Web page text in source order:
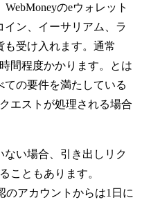
WebMoneyのeウォレット
ン、イーサリアム、ラ
受け入れます。通常
間程度かかります。とは
の要件を満たしている
エストが処理される場合
ない場合、引き出しリク
こともあります。
のアカウントからは1日に